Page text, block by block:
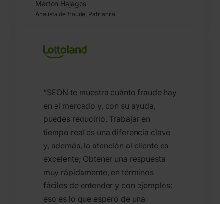
Márton Hajagos
Analista de fraude, Patrianna
“SEON te muestra cuánto fraude hay
en el mercado y, con su ayuda,
puedes reducirlo. Trabajar en
tiempo real es una diferencia clave
y, además, la atención al cliente es
excelente; Obtener una respuesta
muy rápidamente, en términos
fáciles de entender y con ejemplos:
eso es lo que espero de una